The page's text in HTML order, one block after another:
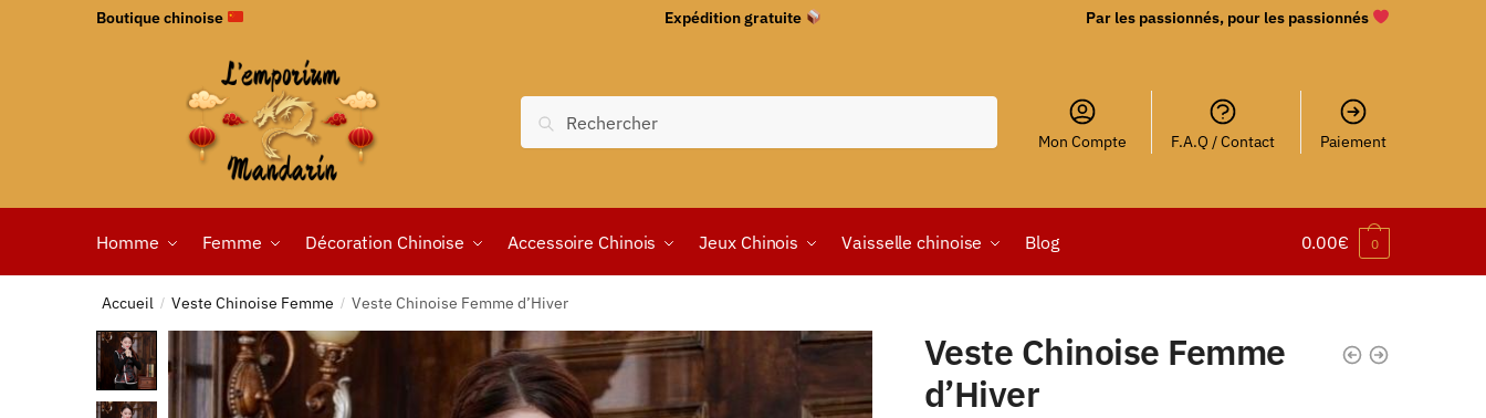
Boutique chinoise Expédition gratuite Par les passionnés, pour les passionnés
Recherche
Mon Compte F.A.Q / Contact Paiement
Homme Femme Décoration Chinoise Accessoire Chinois Jeux Chinois Vaisselle chinoise Blog 0.00€ 0
Accueil / Veste Chinoise Femme / Veste Chinoise Femme d’Hiver
Veste Chinoise Femme
d’Hiver